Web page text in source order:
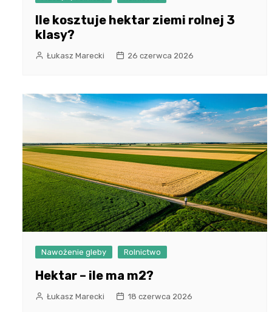
Ile kosztuje hektar ziemi rolnej 3
klasy?
Łukasz Marecki 26 czerwca 2026
Nawożenie gleby Rolnictwo
Hektar – ile ma m2?
Łukasz Marecki 18 czerwca 2026